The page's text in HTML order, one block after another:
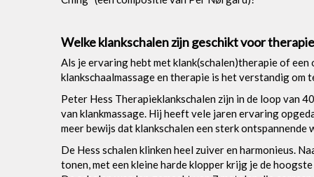
Welke klankschalen zijn geschikt voor
Als je ervaring hebt met klank(schalen)therapie of
klankschaalmassage en therapie is het verstandig om
Peter Hess Therapieklankschalen zijn in de loop van
van klankmassage. Hij heeft vele jaren ervaring
meer bewijs dat klankschalen een sterk ontspannende
De Hess schalen klinken heel zuiver en harmonieus.
tonen, met een kleine harde klopper krijg je de